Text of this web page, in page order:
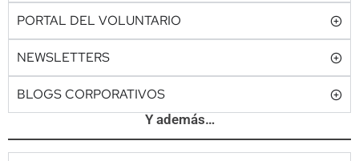
PORTAL DEL VOLUNTARIO
NEWSLETTERS
BLOGS CORPORATIVOS
Y además…